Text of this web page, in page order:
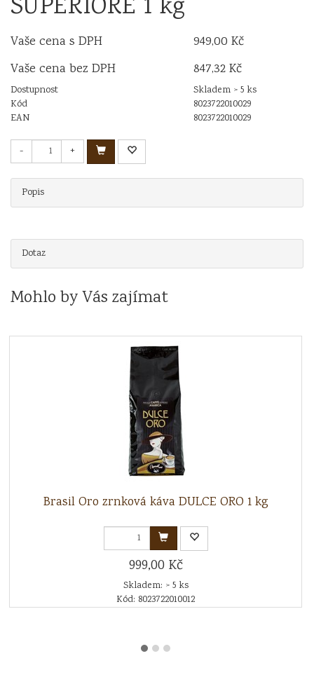
SUPERIORE 1 kg
Vaše cena s DPH
949,00 Kč
Vaše cena bez DPH
847,32 Kč
Dostupnost
Skladem > 5 ks
Kód
8023722010029
EAN
8023722010029
- +
Popis
Dotaz
Mohlo by Vás zajímat
Brasil Oro zrnková káva DULCE ORO 1 kg
999,00 Kč
Skladem: > 5 ks
Kód: 8023722010012